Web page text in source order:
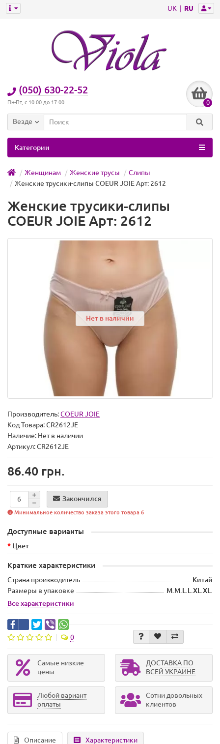
UK RU
(050) 630-22-52
Пн-Пт, с 10:00 до 17:00 0
Везде
Категории
Женщинам Женские трусы
Слипы
Женские трусики-слипы COEUR JOIE Арт: 2612
Женские трусики-слипы
COEUR JOIE Арт: 2612
Нет в наличии
Производитель:COEUR JOIE
Код Товара:CR2612JE
Наличие: Нет в наличии
Артикул: CR2612JE
86.40 грн.
Закончился
Минимальное количество заказа этого товара 6
Доступные варианты
Цвет
Краткие характеристики
Страна производитель
Китай
Размеры в упаковке
M.M.L.L.XL.XL.
Все характеристики
0
Самые низкие
цены
ДОСТАВКА ПО
ВСЕЙ УКРАИНЕ
Любой вариант
оплаты
Сотни довольных
клиентов
Описание Характеристики